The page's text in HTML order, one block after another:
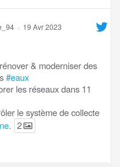
· 19 Avr 2023
& moderniser des
#eaux
les réseaux dans 11
le système de collecte
. 2